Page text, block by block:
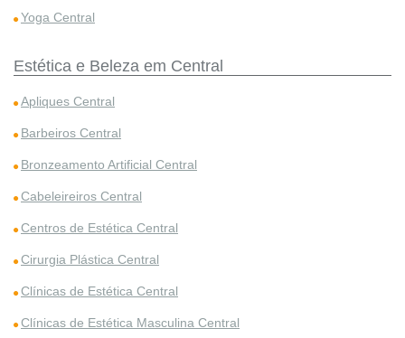
Yoga Central
Estética e Beleza em Central
Apliques Central
Barbeiros Central
Bronzeamento Artificial Central
Cabeleireiros Central
Centros de Estética Central
Cirurgia Plástica Central
Clínicas de Estética Central
Clínicas de Estética Masculina Central